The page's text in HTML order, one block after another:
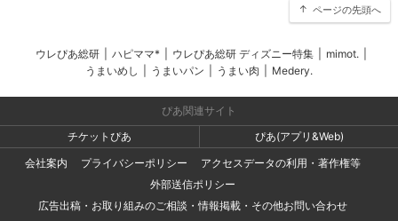
ページの先頭へ
ウレぴあ総研 ハピママ* ウレぴあ総研 ディズニー特集 mimot.
うまいめし
うまいパン うまい肉 Medery.
ぴあ関連サイト
チケットぴあ
ぴあ(アプリ&Web)
会社案内
プライバシーポリシー
アクセスデータの利用・著作権等
外部送信ポリシー
広告出稿・お取り組みのご相談・情報掲載・その他お問い合わせ